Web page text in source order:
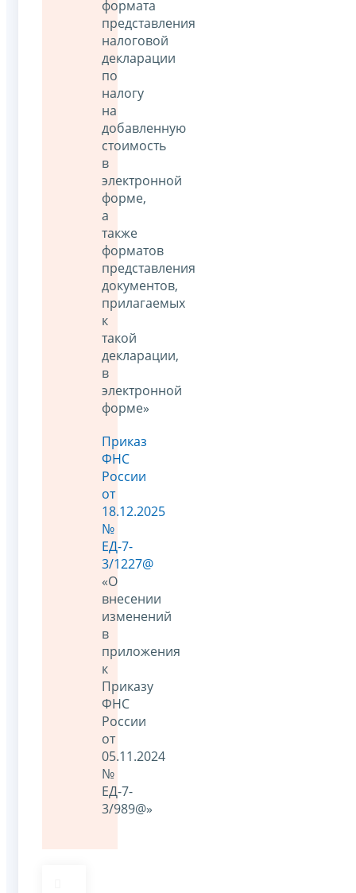
формата
представления
налоговой
декларации
по
налогу
на
добавленную
стоимость
в
электронной
форме,
а
также
форматов
представления
документов,
прилагаемых
к
такой
декларации,
в
электронной
форме»
Приказ
ФНС
России
от
18.12.2025
№
ЕД-7-
3/1227@
«О
внесении
изменений
в
приложения
к
Приказу
ФНС
России
от
05.11.2024
№
ЕД-7-
3/989@»